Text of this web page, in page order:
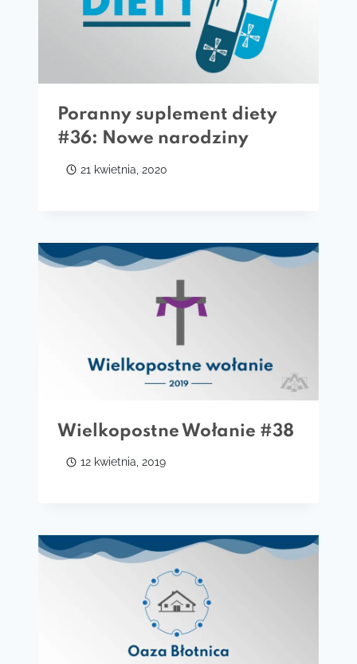
Poranny suplement diety
#36: Nowe narodziny
21 kwietnia, 2020
Wielkopostne Wołanie #38
12 kwietnia, 2019